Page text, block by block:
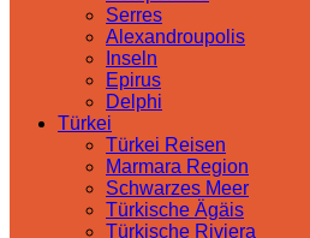
Serres
Alexandroupolis
Inseln
Epirus
Delphi
Türkei
Türkei Reisen
Marmara Region
Schwarzes Meer
Türkische Ägäis
Türkische Riviera